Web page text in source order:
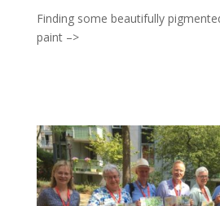
Finding some beautifully
paint –>